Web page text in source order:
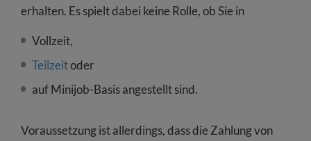
erhalten. Es spielt dabei keine Rolle, ob Sie in
Vollzeit,
Teilzeitoder
auf Minijob-Basis angestellt sind.
Voraussetzung ist allerdings, dass die Zahlung von